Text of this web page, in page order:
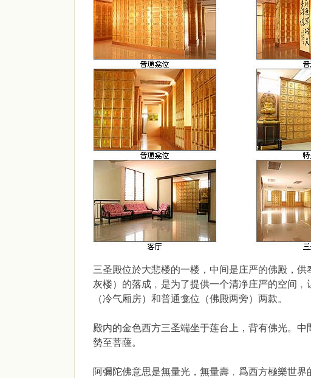
三圣殿位於大悲楼的一楼，中间是庄严的佛殿，
灰楼）的落成﹐是为了提供一个清净庄严的空间
（冷气厢房）和普通龛位（佛殿两旁）两款。
殿内的金色西方三圣端坐于莲台上，背有佛光。
勢至菩薩。
阿彌陀佛意思是無量光，無量壽﹐爲西方極樂世界